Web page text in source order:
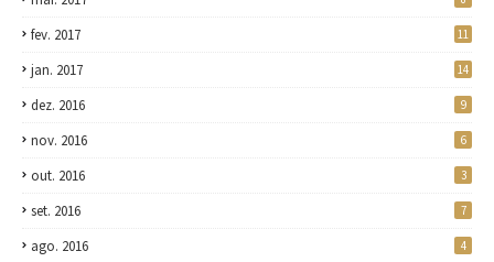
fev. 2017 11
jan. 2017 14
dez. 2016 9
nov. 2016 6
out. 2016 3
set. 2016 7
ago. 2016 4